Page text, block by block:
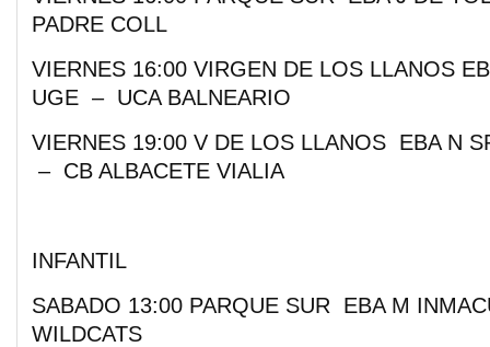
PADRE COLL
VIERNES 16:00 VIRGEN DE LOS LLANOS
UGE – UCA BALNEARIO
VIERNES 19:00 V DE LOS LLANOS EBA N
– CB ALBACETE VIALIA
INFANTIL
SABADO 13:00 PARQUE SUR EBA M
WILDCATS